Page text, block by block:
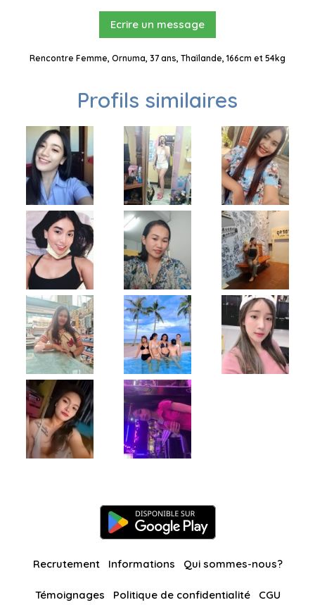
Ecrire un message
Rencontre Femme, Ornuma, 37 ans, Thaïlande, 166cm et 54kg
Profils similaires
Recrutement Informations Qui sommes-nous?
Témoignages Politique de confidentialité CGU